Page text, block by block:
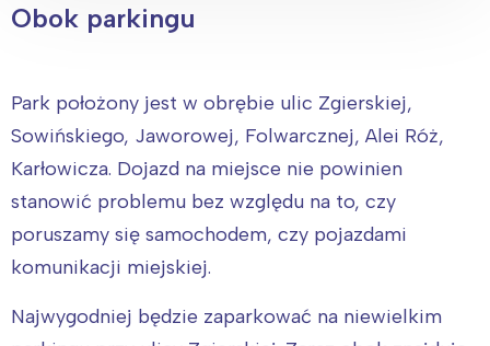
Obok parkingu
Park położony jest w obrębie ulic Zgierskiej,
Sowińskiego, Jaworowej, Folwarcznej, Alei Róż,
Karłowicza. Dojazd na miejsce nie powinien
stanowić problemu bez względu na to, czy
poruszamy się samochodem, czy pojazdami
komunikacji miejskiej.
Najwygodniej będzie zaparkować na niewielkim